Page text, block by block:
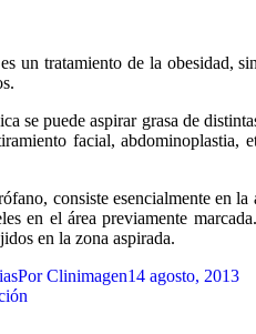
un tratamiento de la obesidad,
se puede aspirar grasa de
facial, abdominoplastia,
consiste esencialmente en
en el área previamente
en la zona aspirada.
PorClinimagen14 agosto, 2013